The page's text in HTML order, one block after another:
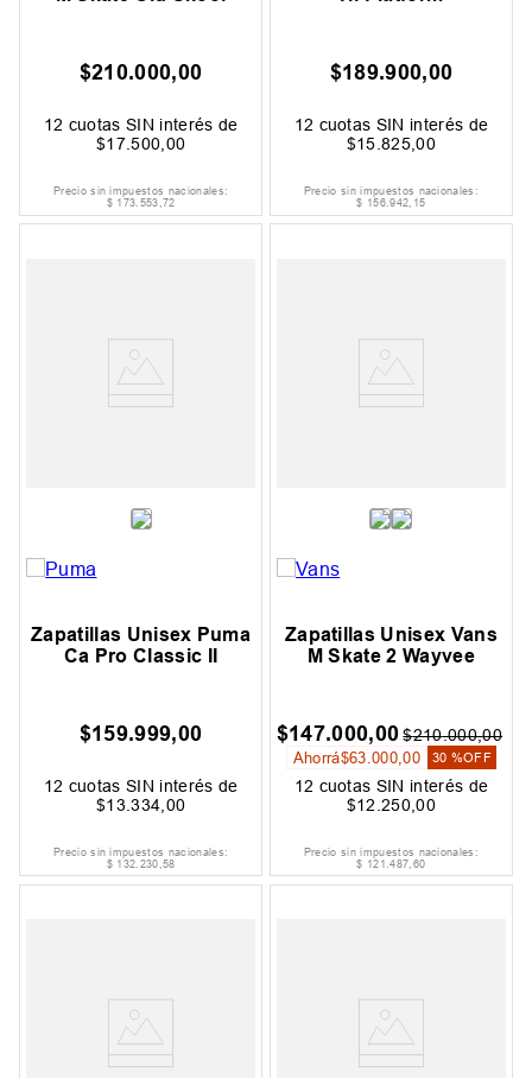
$210.000,00
12 cuotas SIN interés de
$17.500 00
Precio sin impuestos nacionales:
$ 173.553,72
$189.900,00
12 cuotas SIN interés de
$15 .825 ,00
Precio sin impuestos nacionales:
$ 156.942, 15
Zapatillas Unisex Puma
Ca Pro Classic II
$159.999,00
12 cuotas SIN interés de
$13.334 00
Precio sin impuestos nacionales:
$ 132.230,58
Zapatillas Unisex Vans
M Skate 2 Wayvee
$147.000,00 $210.000,00
Ahorrá$63 000,00 30 %OFF
12 cuotas SIN interés de
$12 .250 ,00
Precio sin impuestos nacionales:
$ 121.487,60